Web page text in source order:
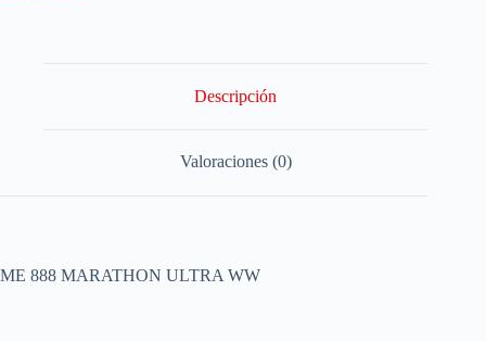
Descripción
Valoraciones (0)
ME 888 MARATHON ULTRA WW